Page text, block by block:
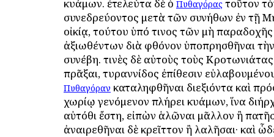
κυάμων. ἐτελεύτα δὲ ὁ Πυθαγόρας τοῦτον
συνεδρεύοντος μετὰ τῶν συνήθων ἐν τῇ
οἰκίᾳ, τούτου ὑπό τινος τῶν μὴ παραδοχῆς
ἀξιωθέντων διὰ φθόνον ὑποπρησθῆναι τὴν
συνέβη. τινὲς δὲ αὐτοὺς τοὺς
πρᾶξαι, τυραννίδος ἐπίθεσιν
Πυθαγόραν καταληφθῆναι διεξιόντα καὶ
χωρίῳ γενόμενον πλήρει κυάμων, ἵνα
αὐτόθι ἔστη, εἰπὼν ἁλῶναι μᾶλλον ἢ
ἀναιρεθῆναι δὲ κρεῖττον ἢ λαλῆσαι· καὶ